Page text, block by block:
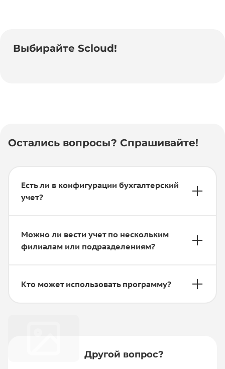
Выбирайте Scloud!
Остались вопросы? Спрашивайте!
Есть ли в конфигурации бухгалтерский
учет?
Можно ли вести учет по нескольким
филиалам или подразделениям?
Кто может использовать программу?
Другой вопрос?